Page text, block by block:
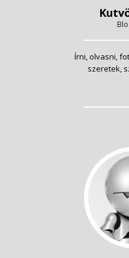
Írni, olvasni,
szeretek,